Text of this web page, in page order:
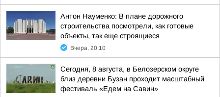
Антон Науменко: В плане дорожного
строительства посмотрели, как готовые
объекты, так еще строящиеся
Вчера, 20:10
Сегодня, 8 августа, в Белозерском округе
близ деревни Бузан проходит масштабный
фестиваль «Едем на Савин»